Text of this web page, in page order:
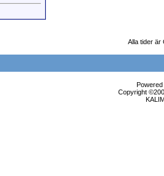
Alla tider är
Copyright